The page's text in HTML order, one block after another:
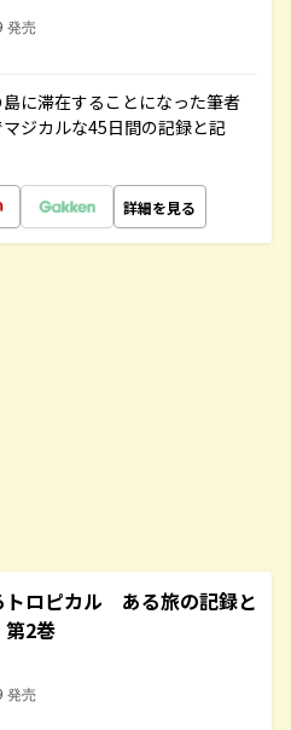
発売
に滞在することになった筆者
ジカルな45日間の記録と記
詳細を見る
トロピカル ある旅の記録と
2巻
発売